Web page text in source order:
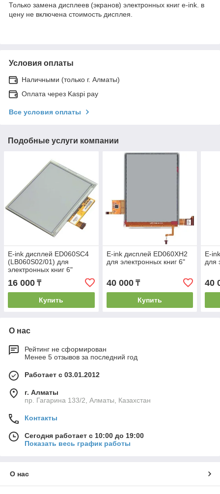
Только замена дисплеев (экранов) электронных книг e-ink. в
цену не включена стоимость дисплея.
Условия оплаты
Наличными (только г. Алматы)
Оплата через Kaspi pay
Все условия оплаты
Подобные услуги компании
E-ink дисплей ED060SC4
(LB060S02/01) для
электронных книг 6"
16 000 ₸
Купить
E-ink дисплей ED060XH2
для электронных книг 6"
40 000₸
Купить
E-
для
40
О нас
Рейтинг не сформирован
Менее 5 отзывов за последний год
Работает с 03.01.2012
г. Алматы
пр. Гагарина 133/2, Алматы, Казахстан
Контакты
Сегодня работает с 10:00 до 19:00
Показать весь график работы
О нас